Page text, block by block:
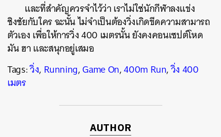
และที่สำคัญควรจำไว้ว่า เราไม่ใช่นักกีฬาลงแข่ง
ชิงชัยกับใคร ฉะนั้น ไม่จำเป็นต้องวิ่งเกิดขีดความสามารถ
ตัวเอง เพื่อให้การวิ่ง 400 เมตรนั้น ยังคงคอนเซปต์โหด
มัน ฮา และสนุกอยู่เสมอ
Tags:วิ่ง, Running,Game On,400m Run,วิ่ง 400
เมตร
AUTHOR